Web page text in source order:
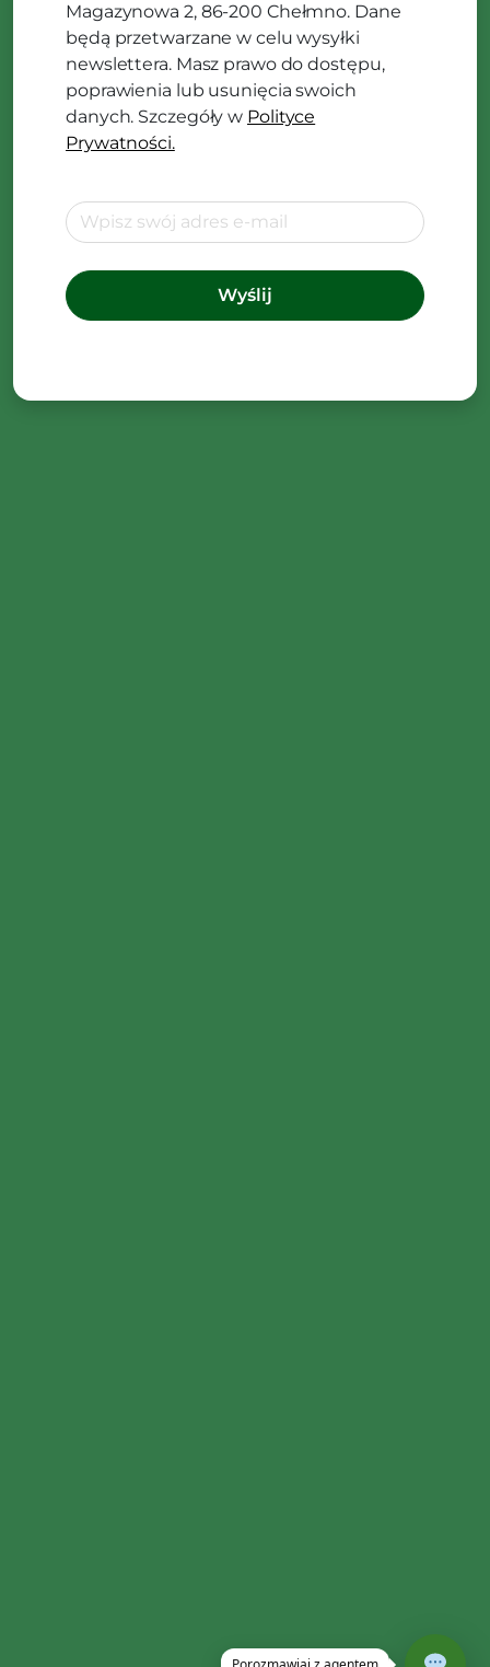
Magazynowa 2, 86-200 Chełmno. Dane
będą przetwarzane w celu wysyłki
newslettera. Masz prawo do dostępu,
poprawienia lub usunięcia swoich
danych. Szczegóły w Polityce
Prywatności.